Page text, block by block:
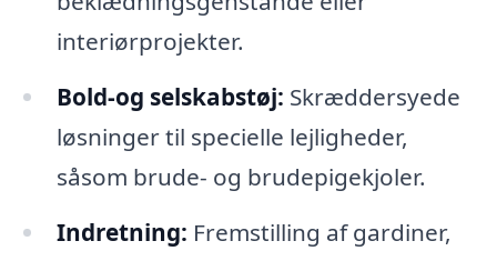
interiørprojekter.
Bold-og selskabstøj: Skræddersyede
løsninger til specielle lejligheder,
såsom brude- og brudepigekjoler.
Indretning: Fremstilling af gardiner,